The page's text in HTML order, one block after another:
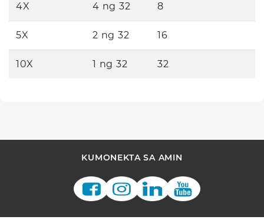
4X 4 ng 32 8
5X 2 ng 32 16
10X 1 ng 32 32
KUMONEKTA SA AMIN